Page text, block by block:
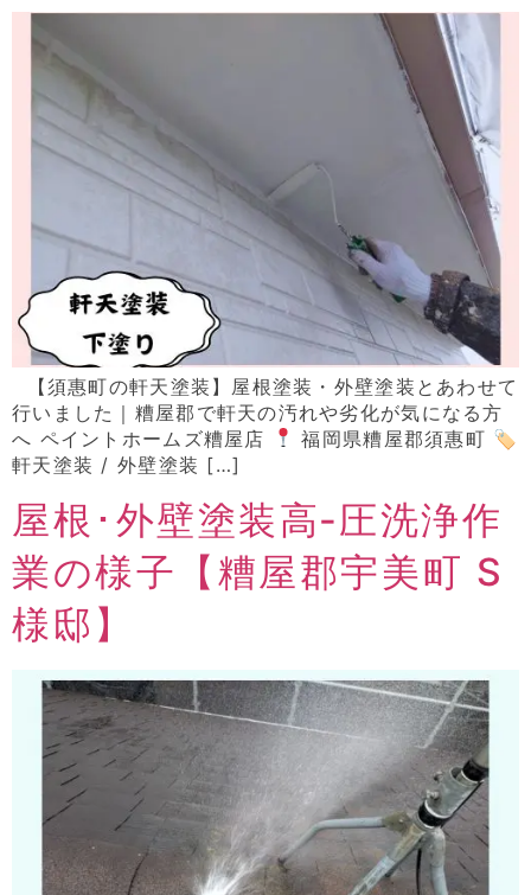
【須惠町の軒天塗装】屋根塗装・外壁塗装とあわせて
行いました｜糟屋郡で軒天の汚れや劣化が気になる方
へ ペイントホームズ糟屋店
福岡県糟屋郡須惠町 🏷
軒天塗装 / 外壁塗装 […]
屋根･外壁塗装高‐圧洗浄作
業の様子【糟屋郡宇美町 S
様邸】